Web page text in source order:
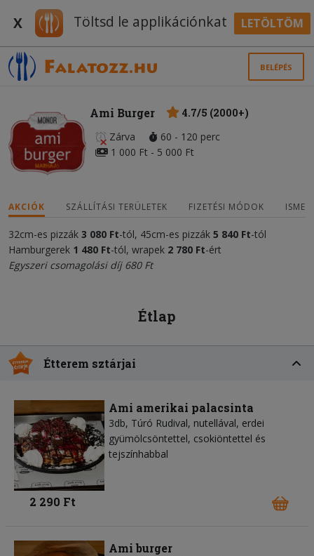
X Töltsd le applikációnkat LETÖLTÖM
BELÉPÉS
Ami Burger
4.7/5 (2000+)
Zárva
60 - 120 perc
1 000 Ft - 5 000 Ft
AKCIÓK SZÁLLÍTÁSI TERÜLETEK FIZETÉSI MÓDOK
32cm-es pizzák 3 080 Ft-tól, 45cm-es pizzák 5 840 Ft-tól
Hamburgerek 1 480 Ft-tól, wrapek 2 780 Ft-ért
Egyszeri csomagolási díj 680 Ft
Étlap
Étterem sztárjai
Ami amerikai palacsinta
3db, Túró Rudival, nutellával, erdei
gyümölcsöntettel, csokiöntettel és
tejszínhabbal
2 290 Ft
Ami burger